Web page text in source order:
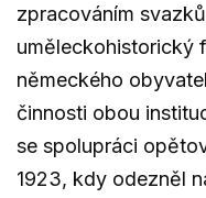
zpracováním
uměleckohistorický
německého
činnosti obou
se spolupráci
1923, kdy odezněl